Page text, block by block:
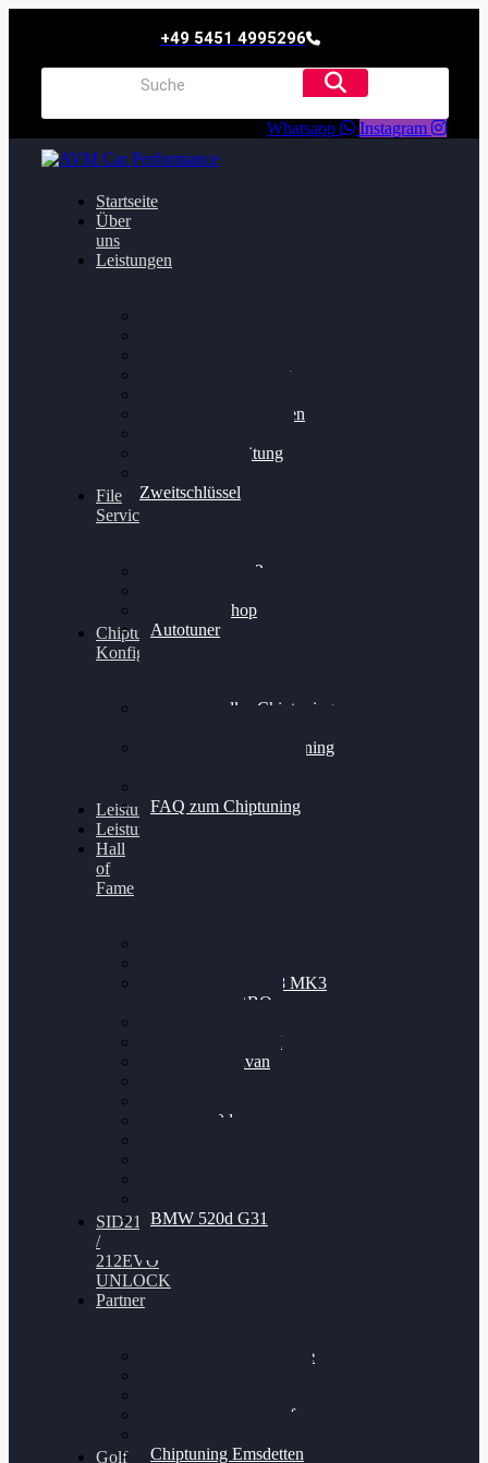
+49 5451 4995296
Whatsapp Instagram
Startseite
Über
uns
Leistungen
Getriebeoptimierung
Bremsscheiben planen
Felgenaufbereitung
Zweitschlüssel
File
Service
Alientech Kess3
Alientech Shop
Autotuner
Chiptuning
Konfigurator
Professionelles Chiptuning
Professionelles Chiptuning
FAQ zum Chiptuning
Leistungsmessung
Leistungsprüfstand
Hall
of
Fame
Nissan GT-R35 3.8 MK3
V6 TWINTURBO
VW Passat 2.0TDI
VW T6 Multivan
BMW 120d
BMW 520d G31
SID212
/
212EVO
UNLOCK
Partner
Bilgenroth Performance
Chiptuning Schüttorf
Chiptuning Emsdetten
Golf